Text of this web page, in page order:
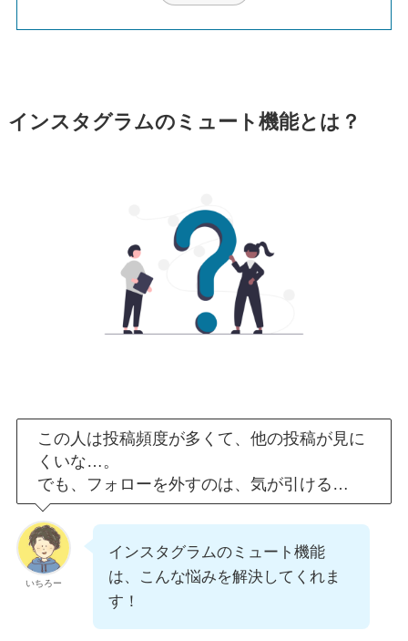
インスタグラムのミュート機能とは？
この人は投稿頻度が多くて、他の投稿が見に
くいな…。
でも、フォローを外すのは、気が引ける…
いちろー
インスタグラムのミュート機能
は、こんな悩みを解決してくれま
す！